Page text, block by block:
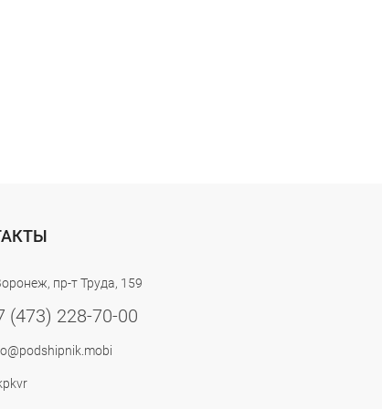
пр-т Труда, 159
(473) 228-70-00